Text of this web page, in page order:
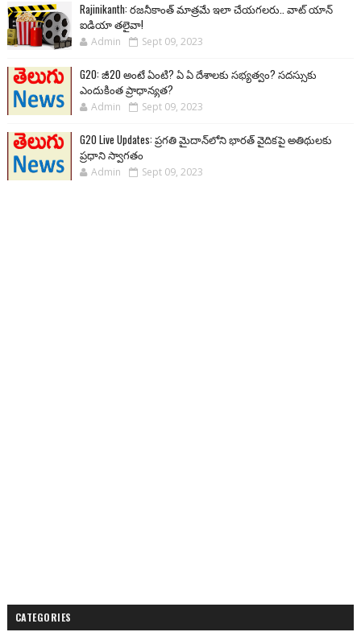
Rajinikanth: రజనీకాంత్ మాత్రమే ఇలా చేయగలరు.. వాట్ యాన్
ఐడియా తలైవా!
Admin Sept 09, 2023
G20: జీ20 అంటే ఏంటి? ఏ ఏ దేశాలకు సభ్యత్వం? సదస్సుకు
ఎందుకింత ప్రాధాన్యత?
Admin Sept 09, 2023
G20 Live Updates: ప్రగతి మైదాన్‌లోని భారత్ వైదికపై అతిథులకు
ప్రధాని స్వాగతం
Admin Sept 09, 2023
CATEGORIES